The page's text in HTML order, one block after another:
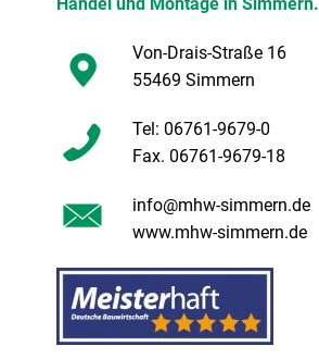
Von-Drais-Straße 16
55469 Simmern
Tel: 06761-9679-0
Fax. 06761-9679-18
info@mhw-simmern.de
www.mhw-simmern.de